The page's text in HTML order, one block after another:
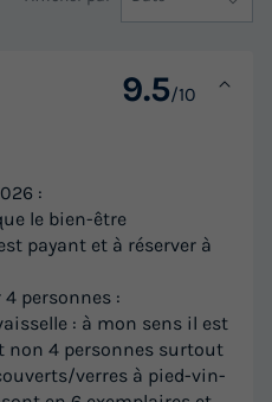
9.5/10
:
le bien-être
payant et à réserver à
personnes :
: à mon sens il est
non 4 personnes surtout
verres à pied-vin-